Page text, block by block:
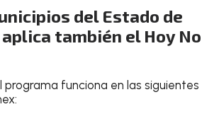
del Estado de
también el Hoy No
funciona en las siguientes